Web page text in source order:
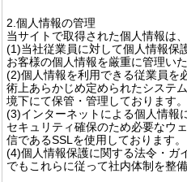
2.個人情報の管理
当サイトで取得された個人情報は
(1)当社従業員に対して個人情報保
お客様の個人情報を厳重に管理いた
(2)個人情報を利用できる従業員を
術上あらかじめ定められたシステ
境下にて保管・管理しております。
(3)インターネットによる個人情報
セキュリティ確保のため必要なウ
信であるSSLを使用しております。
(4)個人情報保護に関する法令・ガ
でもこれらに従って社内体制を整